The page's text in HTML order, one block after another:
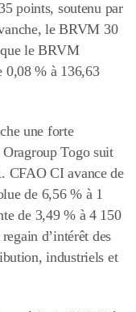
points, soutenu par
le BRVM 30
le BRVM
0,08 % à 136,63
une forte
Togo suit
CFAO CI avance de
de 6,56 % à 1
de 3,49 % à 4 150
d’intérêt des
industriels et